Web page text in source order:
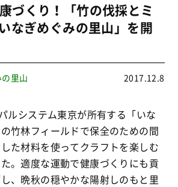
づくり！「竹の伐採とミ
なぎめぐみの里山」を開
里山 2017.12.8
ルシステム東京が所有する「いな
竹林フィールドで保全のための間
た材料を使ってクラフトを楽しむ
。適度な運動で健康づくりにも貢
、晩秋の穏やかな陽射しのもと里